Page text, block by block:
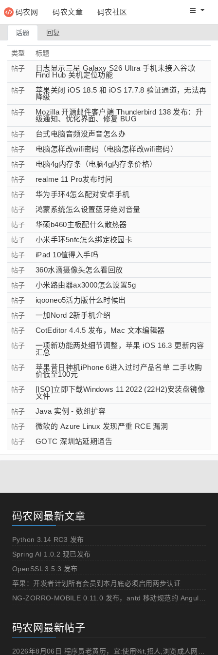
码农网 码农文章 码农社区 码农网
话题 回复
类型
标题
帖子
日志显示三星 Galaxy S26 Ultra 手机未接入谷歌
Find Hub 关机定位功能
帖子
苹果关闭 iOS 18.5 和 iOS 17.7.8 验证通道，无法再
降级
帖子
Mozilla 开源邮件客户端 Thunderbird 138 发布：升
级通知、优化界面、修复 BUG
帖子 台式电脑音频没声音怎么办
帖子 电脑怎样改wifi密码（电脑怎样改wifi密码）
帖子 电脑4g内存条（电脑4g内存条价格）
帖子 realme 11 Pro发布时间
帖子 华为手环4怎么配对安卓手机
帖子 鸿蒙系统怎么设置蓝牙绝对音量
帖子 华硕b460主板配什么散热器
帖子 小米手环5nfc怎么绑定校园卡
帖子 iPad 10值得入手吗
帖子 360水滴摄像头怎么看回放
帖子 小米路由器ax3000怎么设置5g
帖子 iqooneo5活力版什么时候出
帖子 一加Nord 2新手机介绍
帖子 CotEditor 4.4.5 发布，Mac 文本编辑器
帖子
一项新功能两处细节调整，苹果 iOS 16.3 更新内容
汇总
帖子
苹果昔日神机iPhone 6进入过时产品名单 二手收购
价低至100元
帖子
[ISO]立即下载Windows 11 2022 (22H2)安装盘镜像
文件
帖子 Java 实例 - 数组扩容
帖子 微软的 Azure Linux 发现严重 RCE 漏洞
帖子 GOTC 深圳站延期通告
码农网最新文章
Python 3.14 RC3 发布
Spring AI 1.0.2 现已发布
OpenSSL 3.5.3 发布
苹果：开发者计划所有会员到本月底必须启用两步认证
码农网最新帖子